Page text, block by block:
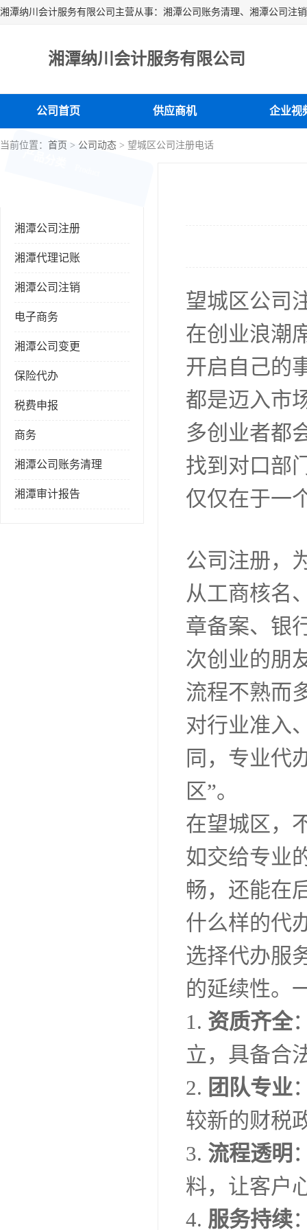
湘潭纳川会计服务有限公司
公司首页 供应商机 企业视
当前位置： 首页 > 公司动态 > 望城区公司注册电话
湘潭公司注册
湘潭代理记账
湘潭公司注销
电子商务
湘潭公司变更
保险代办
税费申报
商务
湘潭公司账务清理
湘潭审计报告
望城区公司
在创业浪潮
开启自己的
都是迈入市
多创业者都
找到对口部
仅仅在于一
公司注册，
从工商核名
章备案、银
次创业的朋
流程不熟而
对行业准入
同，专业代
区”。
在望城区，
如交给专业
畅，还能在
什么样的代
选择代办服
的延续性。
1. 资质齐全
立，具备合
2. 团队专业
较新的财税
3. 流程透明
料，让客户
4. 服务持续